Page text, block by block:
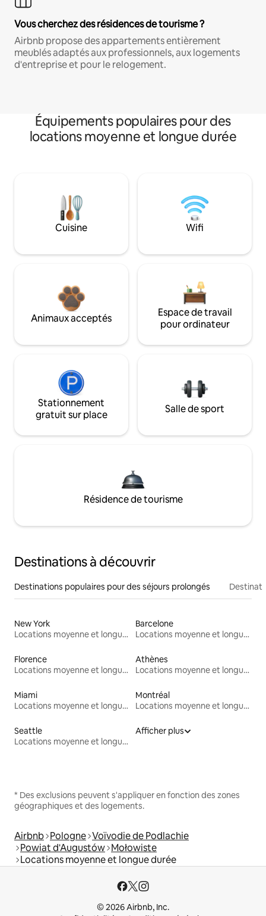
Vous cherchez des résidences de tourisme ?
Airbnb propose des appartements entièrement
meublés adaptés aux professionnels, aux logements
d'entreprise et pour le relogement.
Équipements populaires pour des
locations moyenne et longue durée
Cuisine Wifi
Animaux acceptés
Espace de travail
pour ordinateur
Stationnement
gratuit sur place
Salle de sport
Résidence de tourisme
Destinations à découvrir
Destinations populaires pour des séjours prolongés
New York
Locations moyenne et longue durée
Barcelone
Locations moyenne et longue durée
Florence
Locations moyenne et longue durée
Athènes
Locations moyenne et longue durée
Miami
Locations moyenne et longue durée
Montréal
Locations moyenne et longue durée
Seattle
Locations moyenne et longue durée
Afficher plus
* Des exclusions peuvent s'appliquer en fonction des zones
géographiques et des logements.
Airbnb Pologne Voïvodie de Podlachie
Powiat d'Augustów Mołowiste
Locations moyenne et longue durée
© 2026 Airbnb, Inc.